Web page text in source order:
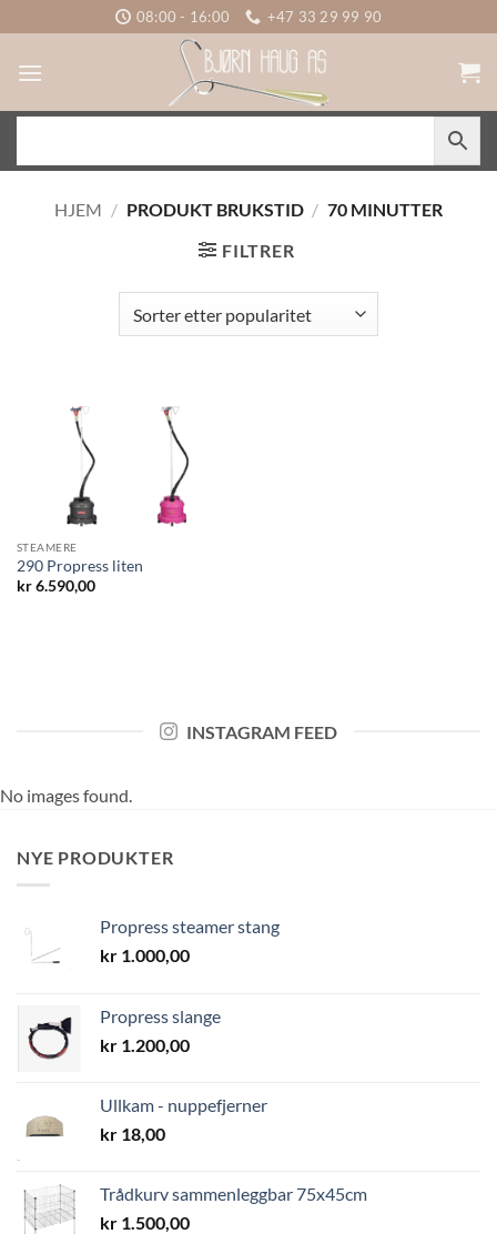
to
content
08:00 - 16:00 +47 33 29 99 90
HJEM / PRODUKT BRUKSTID / 70 MINUTTER
FILTRER
STEAMERE
290 Propress liten
kr6.590,00
INSTAGRAM FEED
No images found.
NYE PRODUKTER
Propress steamer stang
kr 1.000,00
Propress slange
kr 1.200,00
Ullkam - nuppefjerner
kr 18,00
Trådkurv sammenleggbar 75x45cm
kr 1.500,00